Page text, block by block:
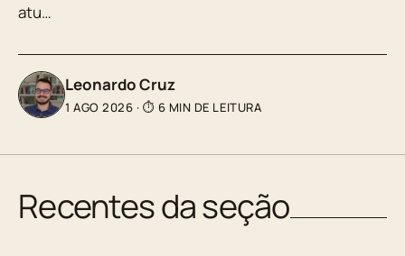
atu…
Leonardo Cruz
1 AGO 2026 · ⏱ 6 MIN DE LEITURA
Recentes da seção